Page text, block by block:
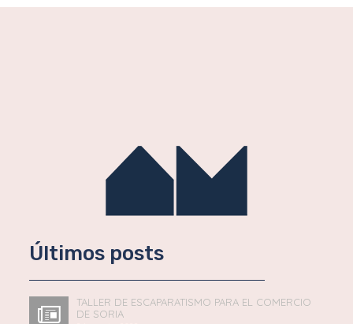
Últimos posts
TALLER DE ESCAPARATISMO PARA EL COMERCIO
DE SORIA